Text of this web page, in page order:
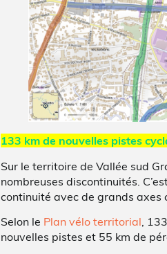
133 km de nouvelles pistes
Sur le territoire de Vallée sud
nombreuses discontinuités.
continuité avec de grands axes
Selon le Plan vélo territorial,
nouvelles pistes et 55 km de